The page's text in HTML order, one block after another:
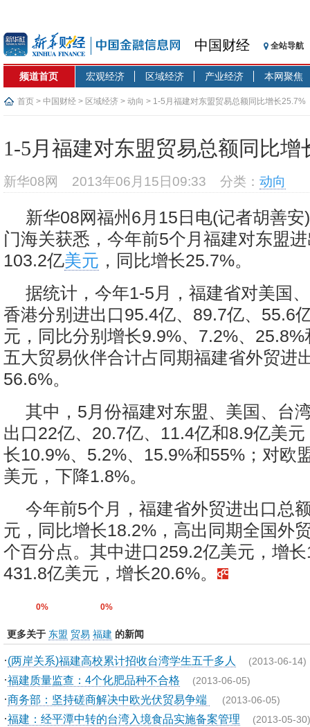
中国财经 全站导航
频道首页 宏观经济 区域经济 产业经济 本网聚焦
首页 > 中国财经 > 区域经济 > 动向 > 1-5月福建对东盟贸易总额同比增长25.7%
1-5月福建对东盟贸易总额同比增
新华08网 2013年06月15日09:33 分类： 动向
新华08网福州6月15日电(记者胡善
门海关获悉，今年前5个月福建对东盟
103.2亿美元 ，同比增长25.7%。
据统计，今年1-5月，福建省对美国
香港分别进出口95.4亿、89.7亿、55.6
元，同比分别增长9.9%、7.2%、
五大贸易伙伴合计占同期福建省外贸进
56.6%。
其中，5月份福建对东盟、美国、台
出口22亿、20.7亿、11.4亿和8.9亿美
长10.9%、5.2%、15.9%和55%；对欧
美元，下降1.8%。
今年前5个月，福建省外贸进出口总
元，同比增长18.2%，高出同期全国外
个百分点。其中进口259.2亿美元，增
431.8亿美元，增长20.6%。
0% 0%
更多关于 东盟 贸易 福建 的新闻
·(两岸关系)福建高校累计招收台湾学生五千多人 (2013-06-14)
·福建质量监查：4个化肥品种不合格 (2013-06-05)
·商务部：坚持磋商解决中欧光伏贸易争端 (2013-06-05)
·福建：经平潭中转的台湾入境食品实施备案管理 (2013-05-30)